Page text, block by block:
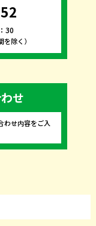
30
除く）
せ
わせ内容をご入